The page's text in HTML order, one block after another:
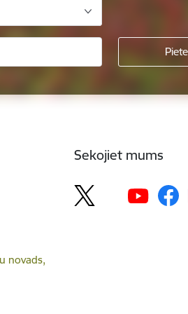
novads,
Sekojiet mums